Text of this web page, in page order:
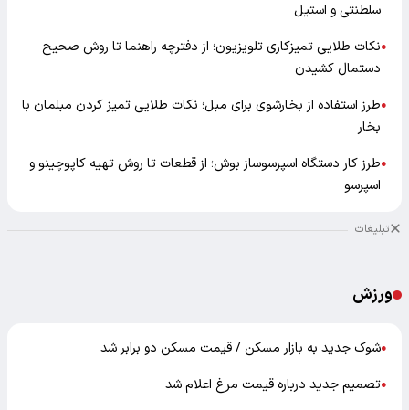
سلطنتی و استیل
●نکات طلایی تمیزکاری تلویزیون؛ از دفترچه راهنما تا روش صحیح
دستمال کشیدن
●طرز استفاده از بخارشوی برای مبل؛ نکات طلایی تمیز کردن مبلمان با
بخار
●طرز کار دستگاه اسپرسوساز بوش؛ از قطعات تا روش تهیه کاپوچینو و
اسپرسو
تبلیغات
ورزش
●شوک جدید به بازار مسکن / قیمت مسکن دو برابر شد
●تصمیم جدید درباره قیمت مرغ اعلام شد